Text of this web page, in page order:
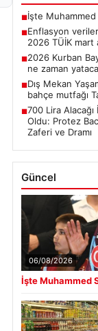
■İşte Muhammed
■Enflasyon
2026 TÜİK mart
■2026 Kurban
ne zaman
■Dış Mekan
bahçe mutfağı
■700 Lira
Oldu: Protez
Zaferi ve Dramı
Güncel
06/08/2026
İşte Muhammed